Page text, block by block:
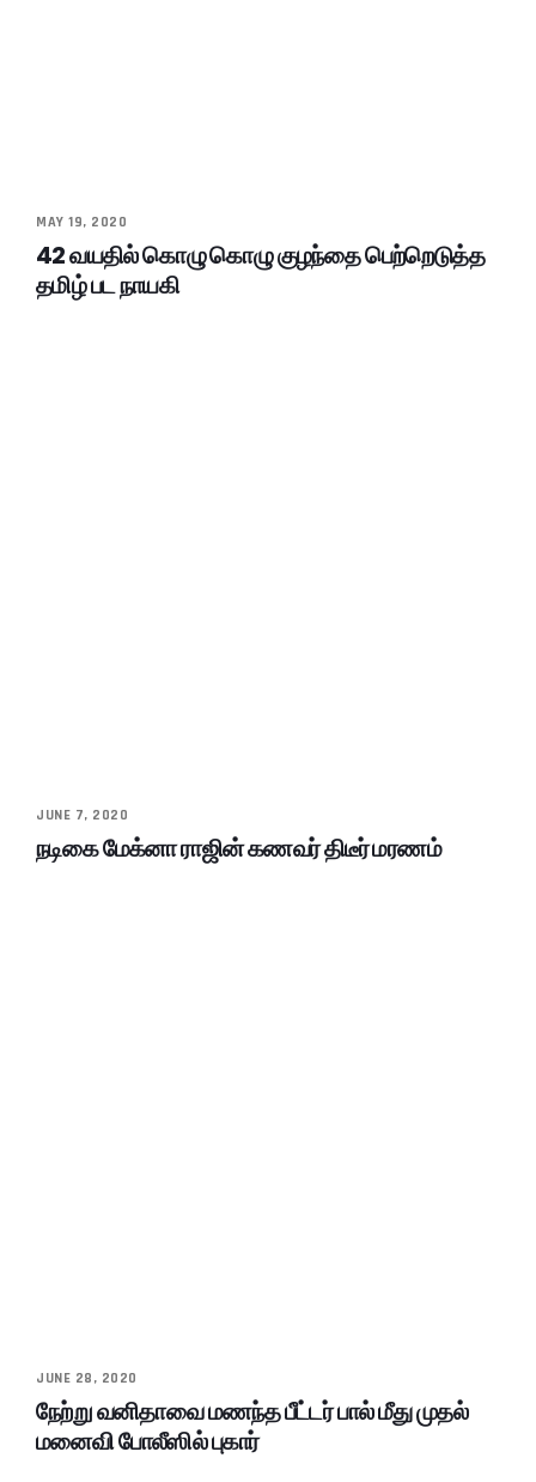
MAY 19, 2020
42 வயதில் கொழு கொழு குழந்தை பெற்றெடுத்த
தமிழ் பட நாயகி
JUNE 7, 2020
நடிகை மேக்னா ராஜின் கணவர் திடீர் மரணம்
JUNE 28, 2020
நேற்று வனிதாவை மணந்த பீட்டர் பால் மீது முதல்
மனைவி போலீஸில் புகார்